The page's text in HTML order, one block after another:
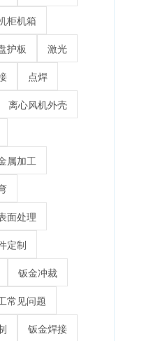
柜机箱
护板 激光
点焊
离心风机外壳
属加工
面处理
定制
钣金冲裁
常见问题
钣金焊接